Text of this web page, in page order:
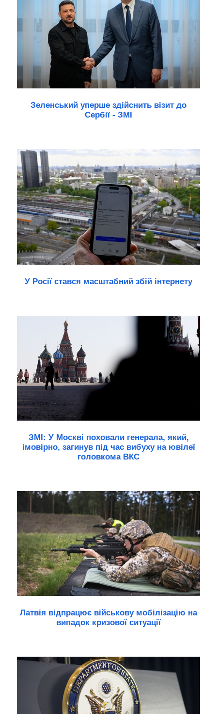
Зеленський уперше здійснить візит до
Сербії - ЗМІ
У Росії стався масштабний збій інтернету
ЗМІ: У Москві поховали генерала, який,
імовірно, загинув під час вибуху на ювілеї
головкома ВКС
Латвія відпрацює військову мобілізацію на
випадок кризової ситуації